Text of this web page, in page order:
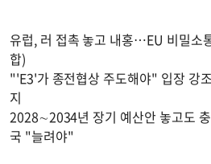
유럽, 러 접촉 놓고 내홍…EU 비밀소
합)
"'E3'가 종전협상 주도해야" 입장 강
지
2028∼2034년 장기 예산안 놓고도
국 "늘려야"